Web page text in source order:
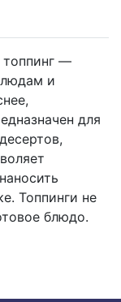
—
и
для
Топпинги не
блюдо.